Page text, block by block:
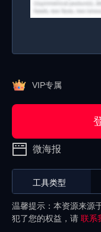
VIP专属
微海报
工具类型
温馨提示：本资源来源
犯了您的权益，请 联系